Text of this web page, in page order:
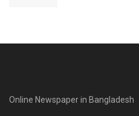
Online Newspaper in Bangladesh